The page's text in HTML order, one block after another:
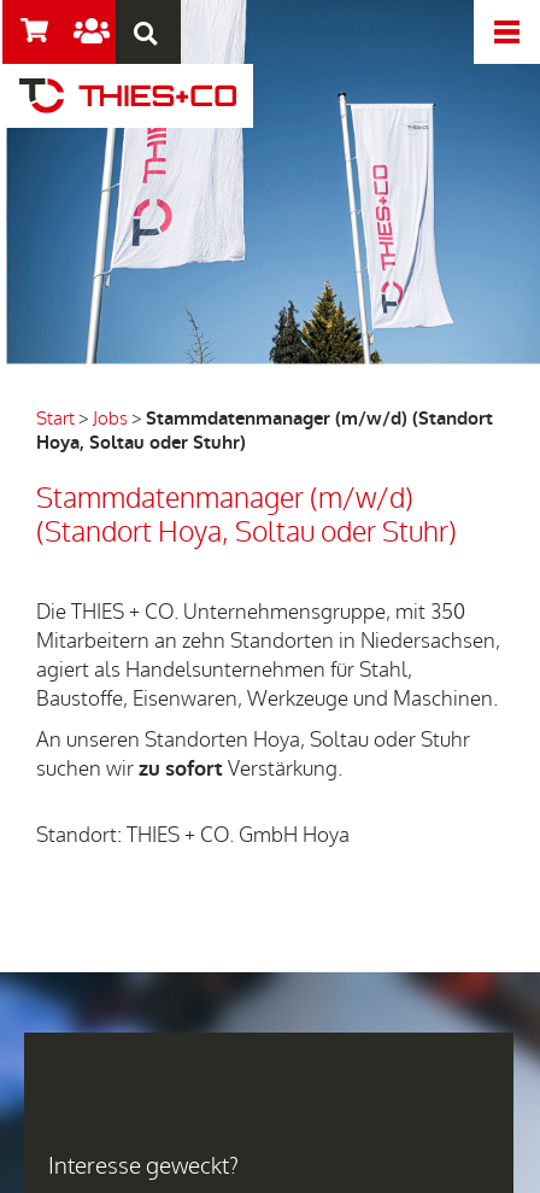
Start> Jobs> Stammdatenmanager (m/w/d) (Standort
Hoya, Soltau oder Stuhr)
Stammdatenmanager (m/w/d)
(Standort Hoya, Soltau oder Stuhr)
Die THIES + CO. Unternehmensgruppe, mit 350
Mitarbeitern an zehn Standorten in Niedersachsen,
agiert als Handelsunternehmen für Stahl,
Baustoffe, Eisenwaren, Werkzeuge und Maschinen.
An unseren Standorten Hoya, Soltau oder Stuhr
suchen wirzu sofortVerstärkung.
Standort: THIES + CO. GmbH Hoya
Interesse geweckt?